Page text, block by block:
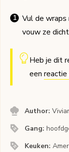
Vul de
vouw ze
Heb je dit
een reactie
Author:
Gang:
Keuken: